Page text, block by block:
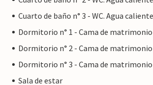
especialidades mallorquinas, le
un vistazo al mercado semanal de Son
lugar los viernes por la tarde. Esta
en una parcela de 8.000 m² en una
orientada al sur, en una zona rural del
al entorno rural, este lugar goza de
Cuarto de baño n° 3 - WC. Agua
Dormitorio n° 1 - Cama de
Dormitorio n° 2 - Cama de
Dormitorio n° 3 - Cama de
Sala de estar